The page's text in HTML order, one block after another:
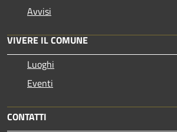
Avvisi
VIVERE IL COMUNE
Luoghi
Eventi
CONTATTI